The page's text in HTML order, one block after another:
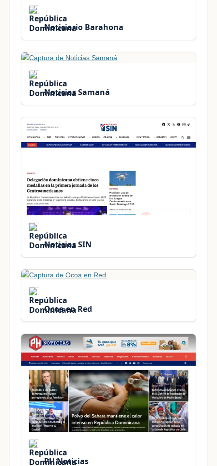
Noticiario Barahona
Noticias Samaná
Noticias SIN
Ocoa en Red
PH Noticias